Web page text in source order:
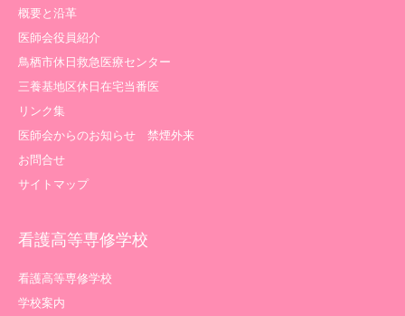
概要と沿革
医師会役員紹介
鳥栖市休日救急医療センター
三養基地区休日在宅当番医
リンク集
医師会からのお知らせ 禁煙外来
お問合せ
サイトマップ
看護高等専修学校
看護高等専修学校
学校案内